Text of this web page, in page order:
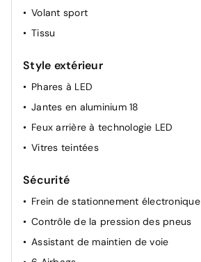
Volant sport
Tissu
Style extérieur
Phares à LED
Jantes en aluminium 18
Feux arrière à technologie LED
Vitres teintées
Sécurité
Frein de stationnement électronique
Contrôle de la pression des pneus
Assistant de maintien de voie